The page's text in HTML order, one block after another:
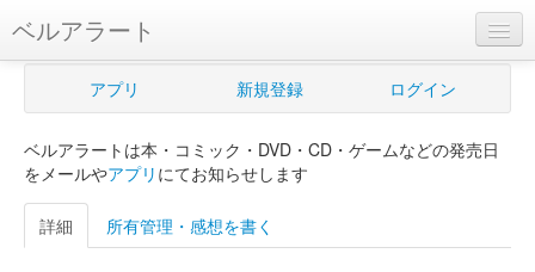
ベルアラート
ベルアラートとは
新規登録
ログイン
アプリ 新規登録 ログイン
ベルアラートは本・コミック・DVD・CD・ゲームなどの発売日
をメールやアプリ にてお知らせします
詳細 所有管理・感想を書く